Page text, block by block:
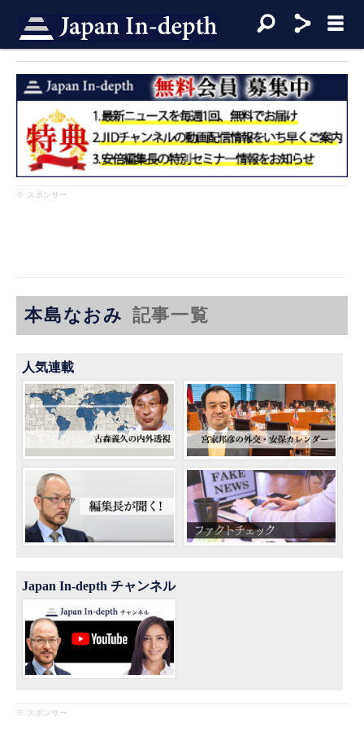
※ スポンサー
本島なおみ 記事一覧
人気連載
Japan In-depth チャンネル
※ スポンサー